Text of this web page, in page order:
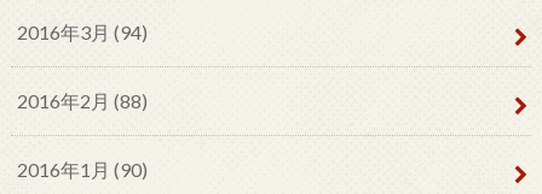
2016年3月 (94)
2016年2月 (88)
2016年1月 (90)